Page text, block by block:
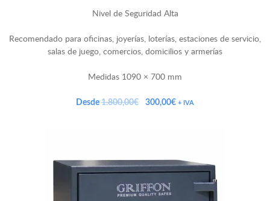
Nivel de Seguridad Alta
Recomendado para oficinas, joyerías, loterías, estaciones de servicio,
salas de juego, comercios, domicilios y armerías
Medidas 1090 × 700 mm
Desde1.800,00€ El300,00€El+ IVA